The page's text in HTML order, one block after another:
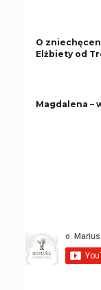
O
Elżbiety od
Magdalena –